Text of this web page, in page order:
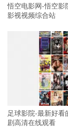
悟空电影网-悟空影
影视视频综合站
足球影院-最新好看
剧高清在线观看